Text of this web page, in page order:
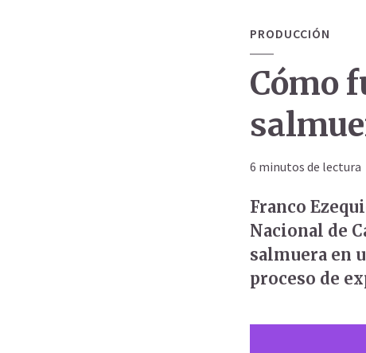
PRODUCCIÓN
Cómo
6 minutos de lectura
Franco
Nacional de
salmuera en
proceso de